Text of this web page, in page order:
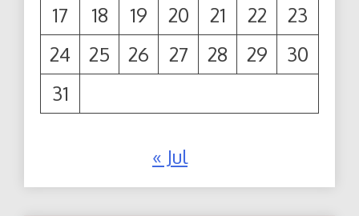
17
18 19 20 21 22
23
24
25 26 27 28 29
30
31
« Jul